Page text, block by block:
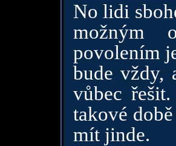
No lidi
možným
povolením
bude vždy,
vůbec
takové
mít jinde.